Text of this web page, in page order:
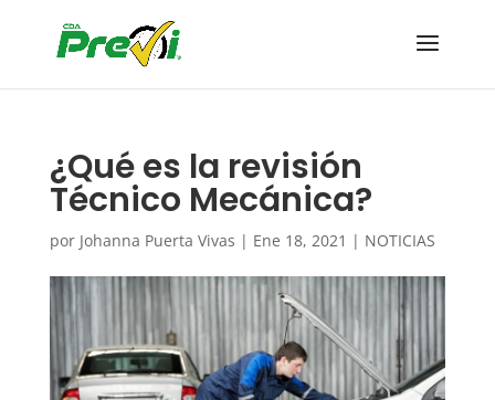
¿Qué es la revisión
Técnico Mecánica?
por Johanna Puerta Vivas | Ene 18, 2021 | NOTICIAS